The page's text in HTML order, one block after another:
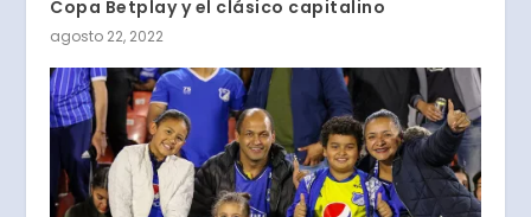
Copa Betplay y el clásico capitalino
agosto 22, 2022